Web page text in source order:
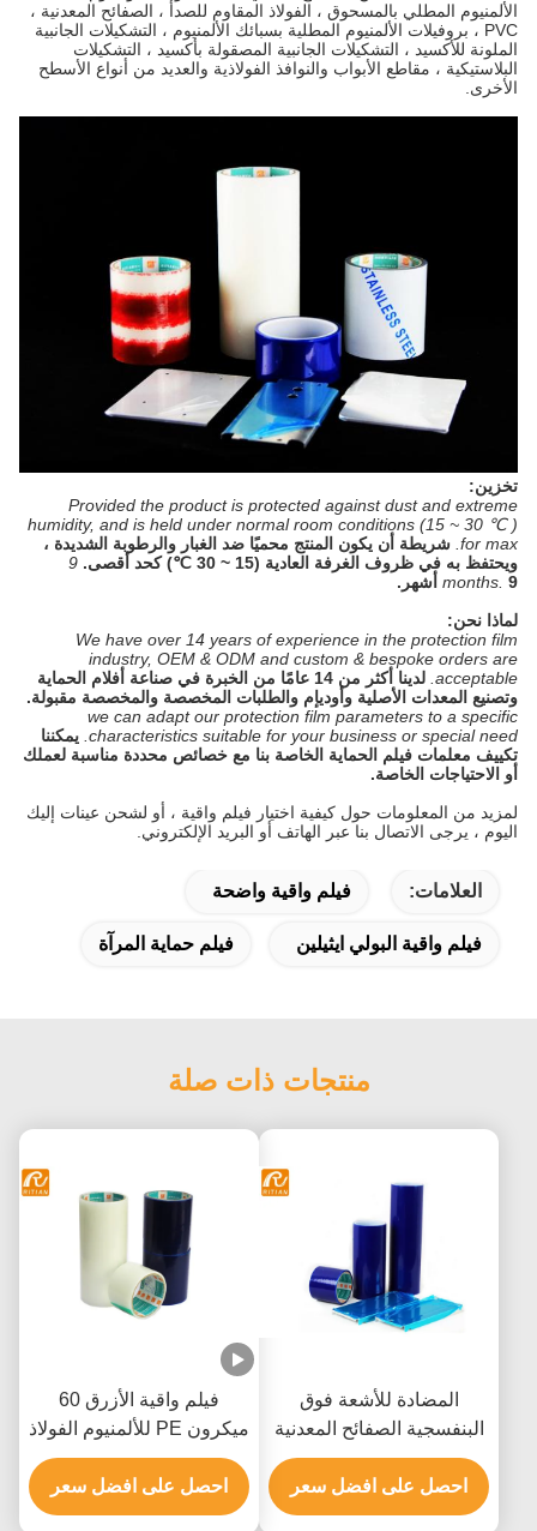
الألمنيوم المطلي بالمسحوق ، الفولاذ المقاوم للصدأ ، الصفائح المعدنية ،
PVC ، بروفيلات الألمنيوم المطلية بسبائك الألمنيوم ، التشكيلات الجانبية
الملونة للأكسيد ، التشكيلات الجانبية المصقولة بأكسيد ، التشكيلات
البلاستيكية ، مقاطع الأبواب والنوافذ الفولاذية والعديد من أنواع الأسطح
الأخرى.
تخزين:
Provided the product is protected against dust and extreme
humidity, and is held under normal room conditions (15 ~ 30 ℃ )
for max.
شريطة أن يكون المنتج محميًا ضد الغبار والرطوبة الشديدة ،
ويحتفظ به في ظروف الغرفة العادية (15 ~ 30 ℃) كحد أقصى.
9
months. 9 أشهر.
لماذا نحن:
We have over 14 years of experience in the protection film
industry, OEM & ODM and custom & bespoke orders are
acceptable.
لدينا أكثر من 14 عامًا من الخبرة في صناعة أفلام الحماية
وتصنيع المعدات الأصلية وأوديإم والطلبات المخصصة والمخصصة مقبولة.
we can adapt our protection film parameters to a specific
characteristics suitable for your business or special need.
يمكننا
تكييف معلمات فيلم الحماية الخاصة بنا مع خصائص محددة مناسبة لعملك
أو الاحتياجات الخاصة.
لمزيد من المعلومات حول كيفية اختيار فيلم واقية ، أو لشحن عينات إليك
اليوم ، يرجى الاتصال بنا عبر الهاتف أو البريد الإلكتروني.
العلامات: فيلم واقية واضحة
فيلم واقية البولي ايثيلين فيلم حماية المرآة
منتجات ذات صلة
المضادة للأشعة فوق
البنفسجية الصفائح المعدنية
البولي ايثيلين فيلم واقية
لاصق على أساس المذيبات
احصل على افضل سعر
فيلم واقية الأزرق 60
ميكرون PE للألمنيوم الفولاذ
المقاوم للصدأ
احصل على افضل سعر